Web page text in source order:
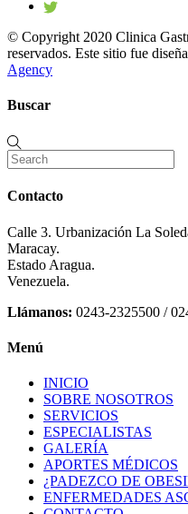
© Copyright 2020 Clinica
reservados. Este sitio fue
Agency
Buscar
Contacto
Calle 3. Urbanización La
Maracay.
Estado Aragua.
Venezuela.
Llámanos: 0243-2325500 /
Menú
INICIO
SOBRE NOSOTROS
SERVICIOS
ESPECIALISTAS
GALERÍA
APORTES MÉDICOS
¿PADEZCO DE
ENFERMEDADES